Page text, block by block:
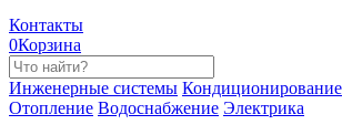
Контакты
0Корзина
Инженерные системы Кондиционирование
Отопление Водоснабжение Электрика